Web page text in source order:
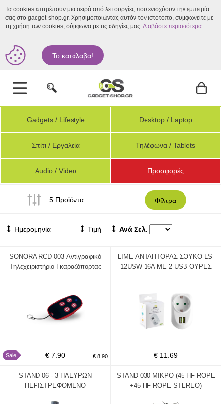
Τα cookies επιτρέπουν μια σειρά από λειτουργίες που ενισχύουν την εμπειρία
σας στο gadget-shop.gr. Χρησιμοποιώντας αυτόν τον ιστότοπο, συμφωνείτε με
τη χρήση των cookies, σύμφωνα με τις οδηγίες μας.Διαβάστε περισσότερα
Το κατάλαβα!
.
Gadgets / Lifestyle Desktop / Laptop
Σπίτι / Εργαλεία Τηλέφωνα / Tablets
Audio / Video Προσφορές
5 Προϊόντα Φίλτρα
Ημερομηνία Τιμή Ανά Σελ.
SONORA RCD-003 Αντιγραφικό
Τηλεχειριστήριο Γκαραζόπορτας
€ 7.90 € 8.90
Sale
LIME ΑΝΤΑΠΤΟΡΑΣ ΣΟΥΚΟ LS-
12USW 16A ΜΕ 2 USB ΘΥΡΕΣ
ΘΥΡΕΣ USB ΑΣΠΡΟ
€ 11.69
STAND 06 - 3 ΠΛΕΥΡΩΝ
ΠΕΡΙΣΤΡΕΦΟΜΕΝΟ
STAND 030 ΜΙΚΡΟ (45 HF ROPE
+45 HF ROPE STEREO)